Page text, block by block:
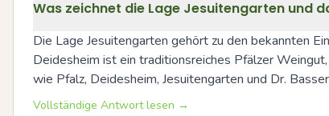
Was zeichnet die Lage Jesuitengarten und
Die Lage Jesuitengarten gehört zu den bekannten
Deidesheim ist ein traditionsreiches Pfälzer
wie Pfalz, Deidesheim, Jesuitengarten und Dr.
Vollständige Antwort lesen →